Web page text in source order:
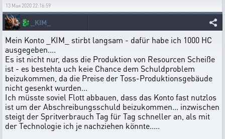
13 Мая 2020 22:16:59
🐉 _KIM_
Mein Konto _KIM_ stirbt langsam - dafür habe ich 1000 HC
ausgegeben....
Es ist nicht nur, dass die Produktion von Resourcen Scheiße
ist - es bestehta uch keie Chance dem Schuldproblem
beizukommen, da die Preise der Toss-Produktionsgebäude
nicht gesenkt wurden...
Ich müsste soviel Flott abbauen, dass das Konto fast nutzlos
ist um der Abschreibungsschuld beizukommen... inzwischen
steigt der Spritverbrauch Tag für Tag schneller an, als mit
der Technologie ich je nachziehen könnte.....